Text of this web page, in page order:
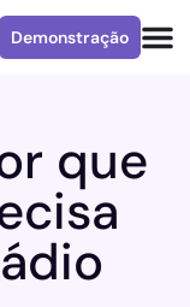
Demonstração
que